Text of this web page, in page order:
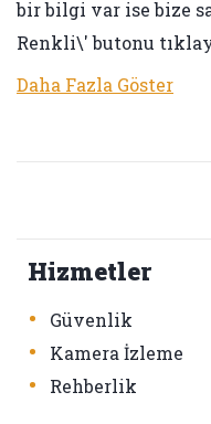
bir bilgi var ise bize
Renkli\' butonu
Daha Fazla Göster
Hizmetler
• Güvenlik
• Kamera İzleme
• Rehberlik